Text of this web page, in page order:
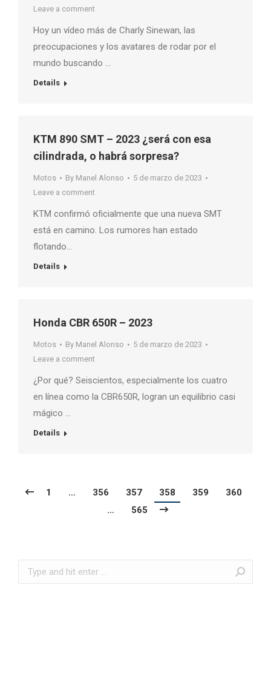
Leave a comment
Hoy un vídeo más de Charly Sinewan, las
preocupaciones y los avatares de rodar por el
mundo buscando …
Details
KTM 890 SMT – 2023 ¿será con esa
cilindrada, o habrá sorpresa?
Motos By Manel Alonso
5 de marzo de 2023
Leave a comment
KTM confirmó oficialmente que una nueva SMT
está en camino. Los rumores han estado
flotando…
Details
Honda CBR 650R – 2023
Motos By Manel Alonso
5 de marzo de 2023
Leave a comment
¿Por qué? Seiscientos, especialmente los cuatro
en línea como la CBR650R, logran un equilibrio casi
mágico …
Details
1 … 356 357 358 359
360
…
565
Search: